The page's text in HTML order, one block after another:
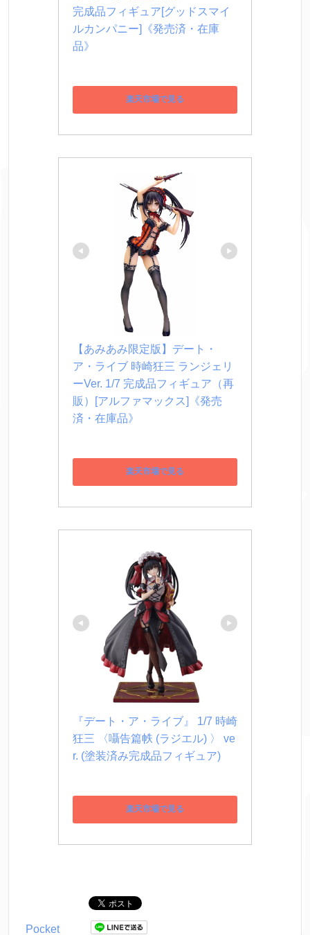
完成品フィギュア[グッドスマイ
ルカンパニー]《発売済・在庫
品》
楽天市場で見る
【あみあみ限定版】デート・
ア・ライブ 時崎狂三 ランジェリ
ーVer. 1/7 完成品フィギュア（再
販）[アルファマックス]《発売
済・在庫品》
楽天市場で見る
『デート・ア・ライブ』 1/7 時崎
狂三 〈囁告篇帙 (ラジエル) 〉 ve
r. (塗装済み完成品フィギュア)
楽天市場で見る
Pocket